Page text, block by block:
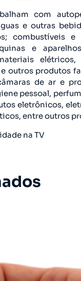
com
e outras
combustíveis e
e
outros produtos
de ar e
pessoal,
eletrônicos,
entre outros
na TV